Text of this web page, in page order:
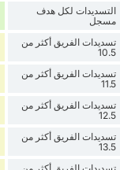
التسديدات لكل هدف
مسجل
تسديدات الفريق أكثر من
10.5
تسديدات الفريق أكثر من
11.5
تسديدات الفريق أكثر من
12.5
تسديدات الفريق أكثر من
13.5